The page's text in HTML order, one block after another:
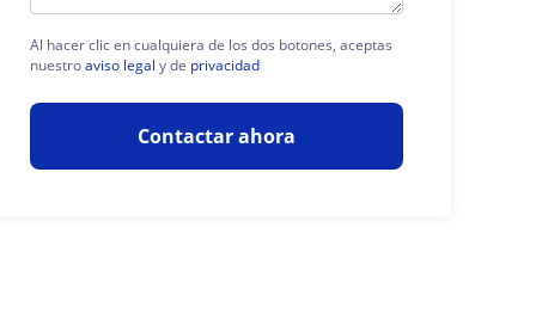
Al hacer clic en cualquiera de los dos botones, aceptas
nuestroaviso legal y de privacidad
Contactar ahora